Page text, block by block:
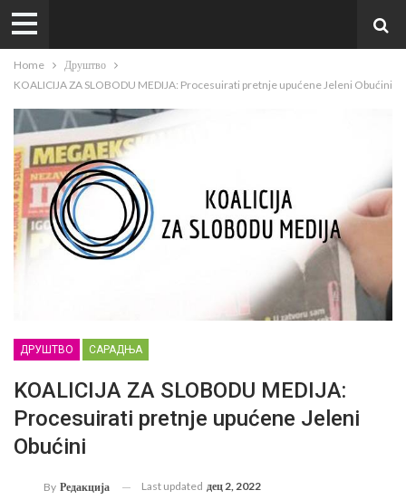
Home
Друштво
KOALICIJA ZA SLOBODU MEDIJA: Procesuirati pretnje upućene Jeleni Obućini
ДРУШТВО САРАДЊА
KOALICIJA ZA SLOBODU MEDIJA:
Procesuirati pretnje upućene Jeleni
Obućini
By Редакција Last updated дец 2, 2022